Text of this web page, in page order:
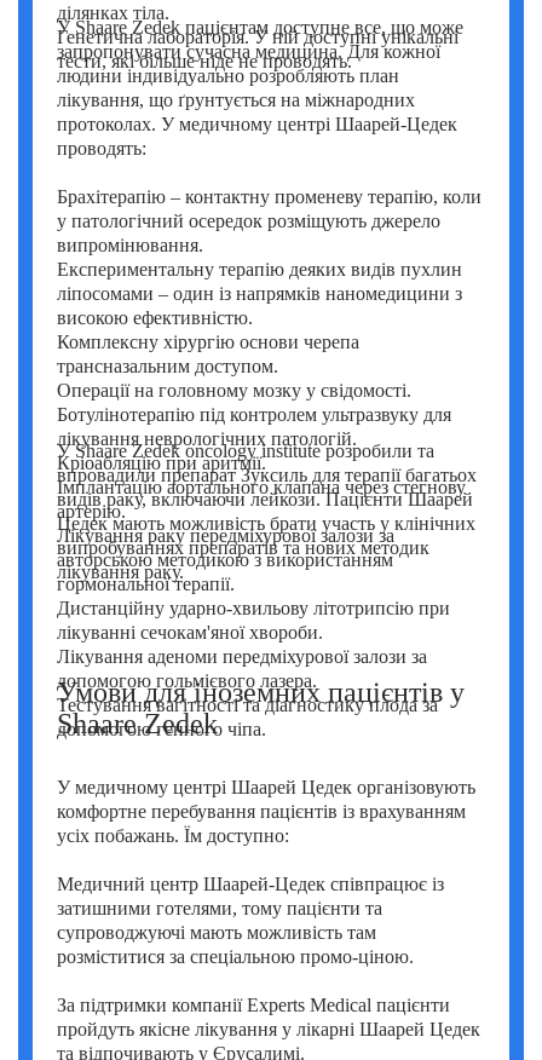
ділянках тіла.
Генетична лабораторія. У ній доступні унікальні
тести, які більше ніде не проводять.
У Shaare Zedek пацієнтам доступне все, що може
запропонувати сучасна медицина. Для кожної
людини індивідуально розробляють план
лікування, що ґрунтується на міжнародних
протоколах. У медичному центрі Шаарей-Цедек
проводять:
Брахітерапію – контактну променеву терапію, коли
у патологічний осередок розміщують джерело
випромінювання.
Експериментальну терапію деяких видів пухлин
ліпосомами – один із напрямків наномедицини з
високою ефективністю.
Комплексну хірургію основи черепа
трансназальним доступом.
Операції на головному мозку у свідомості.
Ботулінотерапію під контролем ультразвуку для
лікування неврологічних патологій.
Кріоабляцію при аритмії.
Імплантацію аортального клапана через стегнову
артерію.
Лікування раку передміхурової залози за
авторською методикою з використанням
гормональної терапії.
Дистанційну ударно-хвильову літотрипсію при
лікуванні сечокам'яної хвороби.
Лікування аденоми передміхурової залози за
допомогою гольмієвого лазера.
Тестування вагітності та діагностику плода за
допомогою генного чіпа.
У Shaare Zedek oncology institute розробили та
впровадили препарат Зуксиль для терапії багатьох
видів раку, включаючи лейкози. Пацієнти Шаарей
Цедек мають можливість брати участь у клінічних
випробуваннях препаратів та нових методик
лікування раку.
Умови для іноземних пацієнтів у
Shaare Zedek
У медичному центрі Шаарей Цедек організовують
комфортне перебування пацієнтів із врахуванням
усіх побажань. Їм доступно:
Медичний центр Шаарей-Цедек співпрацює із
затишними готелями, тому пацієнти та
супроводжуючі мають можливість там
розміститися за спеціальною промо-ціною.
За підтримки компанії Experts Medical пацієнти
пройдуть якісне лікування у лікарні Шаарей Цедек
та відпочивають у Єрусалимі.